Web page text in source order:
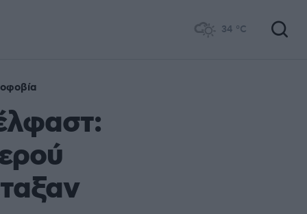
34 °C